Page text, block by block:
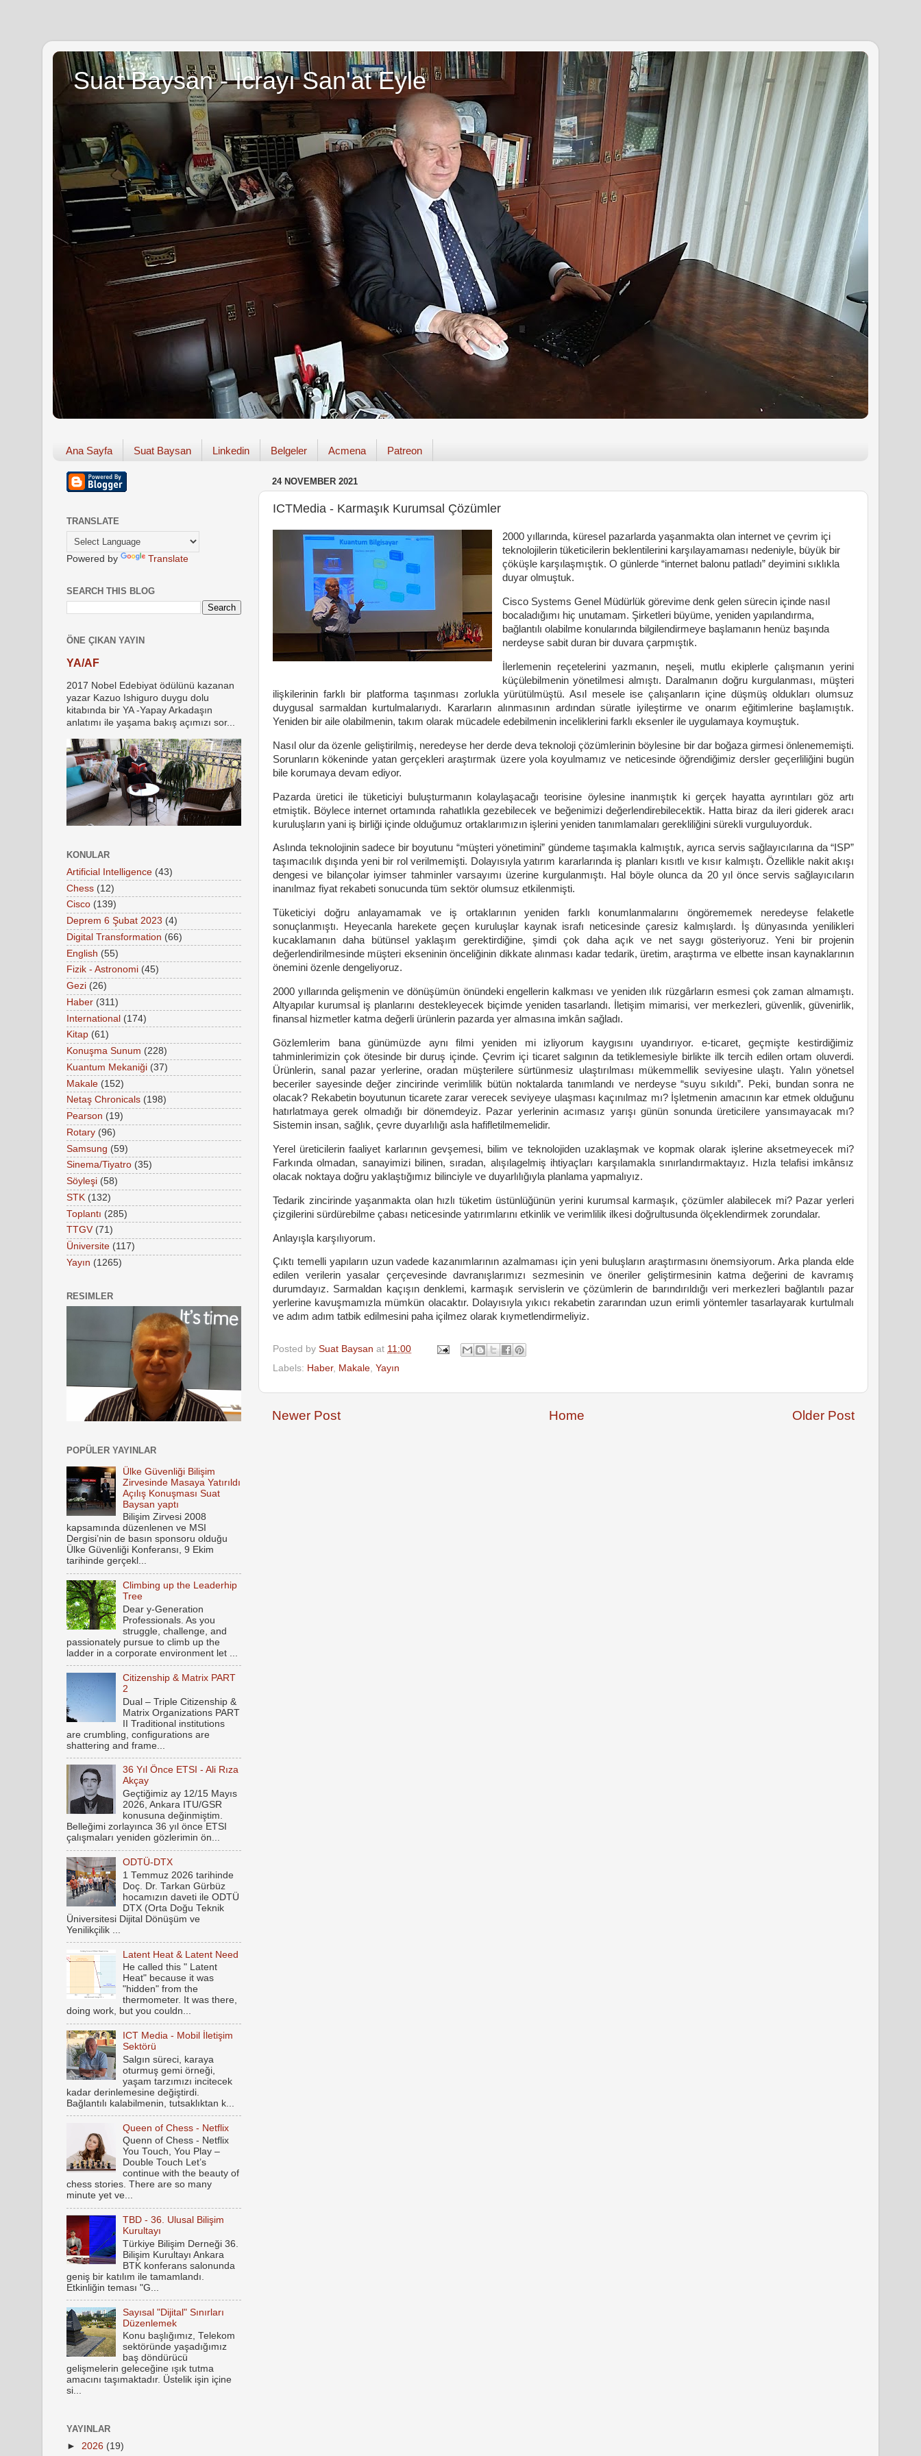
Suat Baysan - İcrayı San'at Eyle
Ana Sayfa Suat Baysan Linkedin Belgeler Acmena Patreon
24 NOVEMBER 2021
ICTMedia - Karmaşık Kurumsal Çözümler
2000 yıllarında, küresel pazarlarda yaşanmakta olan internet ve çevrim içi
teknolojilerin tüketicilerin beklentilerini karşılayamaması nedeniyle, büyük bir
çöküşle karşılaşmıştık. O günlerde “internet balonu patladı” deyimini sıklıkla
duyar olmuştuk.
Cisco Systems Genel Müdürlük görevime denk gelen sürecin içinde nasıl
bocaladığımı hiç unutamam. Şirketleri büyüme, yeniden yapılandırma,
bağlantılı olabilme konularında bilgilendirmeye başlamanın henüz başında
nerdeyse sabit duran bir duvara çarpmıştık.
İlerlemenin reçetelerini yazmanın, neşeli, mutlu ekiplerle çalışmanın yerini
küçülebilmenin yönetilmesi almıştı. Daralmanın doğru kurgulanması, müşteri
ilişkilerinin farklı bir platforma taşınması zorlukla yürütülmüştü. Asıl mesele ise çalışanların içine düşmüş oldukları olumsuz
duygusal sarmaldan kurtulmalarıydı. Kararların alınmasının ardından süratle iyileştirme ve onarım eğitimlerine başlamıştık.
Yeniden bir aile olabilmenin, takım olarak mücadele edebilmenin inceliklerini farklı eksenler ile uygulamaya koymuştuk.
Nasıl olur da özenle geliştirilmiş, neredeyse her derde deva teknoloji çözümlerinin böylesine bir dar boğaza girmesi önlenememişti.
Sorunların kökeninde yatan gerçekleri araştırmak üzere yola koyulmamız ve neticesinde öğrendiğimiz dersler geçerliliğini bugün
bile korumaya devam ediyor.
Pazarda üretici ile tüketiciyi buluşturmanın kolaylaşacağı teorisine öylesine inanmıştık ki gerçek hayatta ayrıntıları göz artı
etmiştik. Böylece internet ortamında rahatlıkla gezebilecek ve beğenimizi değerlendirebilecektik. Hatta biraz da ileri giderek aracı
kuruluşların yani iş birliği içinde olduğumuz ortaklarımızın işlerini yeniden tanımlamaları gerekliliğini sürekli vurguluyorduk.
Aslında teknolojinin sadece bir boyutunu “müşteri yönetimini” gündeme taşımakla kalmıştık, ayrıca servis sağlayıcılarına da “ISP”
taşımacılık dışında yeni bir rol verilmemişti. Dolayısıyla yatırım kararlarında iş planları kısıtlı ve kısır kalmıştı. Özellikle nakit akışı
dengesi ve bilançolar iyimser tahminler varsayımı üzerine kurgulanmıştı. Hal böyle olunca da 20 yıl önce servis sağlayıcıların
inanılmaz fiyat rekabeti sonucunda tüm sektör olumsuz etkilenmişti.
Tüketiciyi doğru anlayamamak ve iş ortaklarının yeniden farklı konumlanmalarını öngörememek neredeyse felaketle
sonuçlanmıştı. Heyecanla harekete geçen kuruluşlar kaynak israfı neticesinde çaresiz kalmışlardı. İş dünyasında yenilikleri
kucaklamanın daha bütünsel yaklaşım gerektirdiğine, şimdi çok daha açık ve net saygı gösteriyoruz. Yeni bir projenin
değerlendirilmesinde müşteri ekseninin önceliğinin dikkate alınması kadar tedarik, üretim, araştırma ve elbette insan kaynaklarının
önemini özenle dengeliyoruz.
2000 yıllarında gelişmenin ve dönüşümün önündeki engellerin kalkması ve yeniden ılık rüzgârların esmesi çok zaman almamıştı.
Altyapılar kurumsal iş planlarını destekleyecek biçimde yeniden tasarlandı. İletişim mimarisi, ver merkezleri, güvenlik, güvenirlik,
finansal hizmetler katma değerli ürünlerin pazarda yer almasına imkân sağladı.
Gözlemlerim bana günümüzde aynı filmi yeniden mi izliyorum kaygısını uyandırıyor. e-ticaret, geçmişte kestirdiğimiz
tahminlerimizin çok ötesinde bir duruş içinde. Çevrim içi ticaret salgının da tetiklemesiyle birlikte ilk tercih edilen ortam oluverdi.
Ürünlerin, sanal pazar yerlerine, oradan müşterilere sürtünmesiz ulaştırılması mükemmellik seviyesine ulaştı. Yalın yönetsel
beceriler sayesinde değer zincirinde verimlilik bütün noktalarda tanımlandı ve nerdeyse “suyu sıkıldı”. Peki, bundan sonra ne
olacak? Rekabetin boyutunun ticarete zarar verecek seviyeye ulaşması kaçınılmaz mı? İşletmenin amacının kar etmek olduğunu
hatırlatmaya gerek olmadığı bir dönemdeyiz. Pazar yerlerinin acımasız yarışı günün sonunda üreticilere yansımayacak mı?
Sistemin insan, sağlık, çevre duyarlılığı asla hafifletilmemelidir.
Yerel üreticilerin faaliyet karlarının gevşemesi, bilim ve teknolojiden uzaklaşmak ve kopmak olarak işlerine aksetmeyecek mi?
Farkında olmadan, sanayimizi bilinen, sıradan, alışılagelmiş ihtiyaçları karşılamakla sınırlandırmaktayız. Hızla telafisi imkânsız
olacak noktaya doğru yaklaştığımız bilinciyle ve duyarlılığıyla planlama yapmalıyız.
Tedarik zincirinde yaşanmakta olan hızlı tüketim üstünlüğünün yerini kurumsal karmaşık, çözümler alabilecek mi? Pazar yerleri
çizgilerini sürdürebilme çabası neticesinde yatırımlarını etkinlik ve verimlilik ilkesi doğrultusunda ölçeklendirmek zorundalar.
Anlayışla karşılıyorum.
Çıktı temelli yapıların uzun vadede kazanımlarının azalmaması için yeni buluşların araştırmasını önemsiyorum. Arka planda elde
edilen verilerin yasalar çerçevesinde davranışlarımızı sezmesinin ve öneriler geliştirmesinin katma değerini de kavramış
durumdayız. Sarmaldan kaçışın denklemi, karmaşık servislerin ve çözümlerin de barındırıldığı veri merkezleri bağlantılı pazar
yerlerine kavuşmamızla mümkün olacaktır. Dolayısıyla yıkıcı rekabetin zararından uzun erimli yöntemler tasarlayarak kurtulmalı
ve adım adım tatbik edilmesini paha içilmez olarak kıymetlendirmeliyiz.
Posted by Suat Baysan at 11:00
Labels: Haber, Makale Yayın
Newer Post Older Post
Home
TRANSLATE
Powered by Translate
SEARCH THIS BLOG
ÖNE ÇIKAN YAYIN
YA/AF
2017 Nobel Edebiyat ödülünü kazanan
yazar Kazuo Ishiguro duygu dolu
kitabında bir YA -Yapay Arkadaşın
anlatımı ile yaşama bakış açımızı sor...
KONULAR
Artificial Intelligence (43)
Chess (12)
Cisco (139)
Deprem 6 Şubat 2023 (4)
Digital Transformation (66)
English (55)
Fizik - Astronomi (45)
Gezi (26)
Haber (311)
International (174)
Kitap (61)
Konuşma Sunum (228)
Kuantum Mekaniği (37)
Makale (152)
Netaş Chronicals (198)
Pearson (19)
Rotary (96)
Samsung (59)
Sinema/Tiyatro (35)
Söyleşi (58)
STK (132)
Toplantı (285)
TTGV (71)
Üniversite (117)
Yayın (1265)
RESIMLER
POPÜLER YAYINLAR
Ülke Güvenliği Bilişim
Zirvesinde Masaya Yatırıldı
Açılış Konuşması Suat
Baysan yaptı
Bilişim Zirvesi 2008
kapsamında düzenlenen ve MSI
Dergisi’nin de basın sponsoru olduğu
Ülke Güvenliği Konferansı, 9 Ekim
tarihinde gerçekl...
Climbing up the Leaderhip
Tree
Dear y-Generation
Professionals. As you
struggle, challenge, and
passionately pursue to climb up the
ladder in a corporate environment let ...
Citizenship & Matrix PART
2
Dual – Triple Citizenship &
Matrix Organizations PART
II Traditional institutions
are crumbling, configurations are
shattering and frame...
36 Yıl Önce ETSI - Ali Rıza
Akçay
Geçtiğimiz ay 12/15 Mayıs
2026, Ankara ITU/GSR
konusuna değinmiştim.
Belleğimi zorlayınca 36 yıl önce ETSI
çalışmaları yeniden gözlerimin ön...
ODTÜ-DTX
1 Temmuz 2026 tarihinde
Doç. Dr. Tarkan Gürbüz
hocamızın daveti ile ODTÜ
DTX (Orta Doğu Teknik
Üniversitesi Dijital Dönüşüm ve
Yenilikçilik ...
Latent Heat & Latent Need
He called this " Latent
Heat" because it was
"hidden" from the
thermometer. It was there,
doing work, but you couldn...
ICT Media - Mobil İletişim
Sektörü
Salgın süreci, karaya
oturmuş gemi örneği,
yaşam tarzımızı incitecek
kadar derinlemesine değiştirdi.
Bağlantılı kalabilmenin, tutsaklıktan k...
Queen of Chess - Netflix
Quenn of Chess - Netflix
You Touch, You Play –
Double Touch Let’s
continue with the beauty of
chess stories. There are so many
minute yet ve...
TBD - 36. Ulusal Bilişim
Kurultayı
Türkiye Bilişim Derneği 36.
Bilişim Kurultayı Ankara
BTK konferans salonunda
geniş bir katılım ile tamamlandı.
Etkinliğin teması "G...
Sayısal "Dijital" Sınırları
Düzenlemek
Konu başlığımız, Telekom
sektöründe yaşadığımız
baş döndürücü
gelişmelerin geleceğine ışık tutma
amacını taşımaktadır. Üstelik işin içine
si...
YAYINLAR
► 2026 (19)